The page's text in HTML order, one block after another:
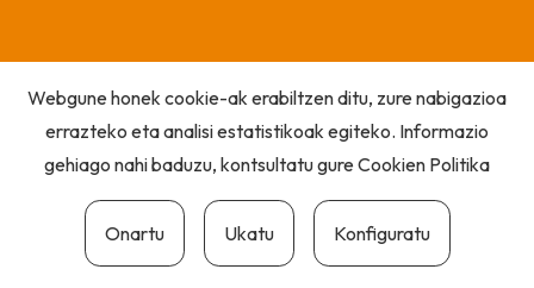
Webgune honek cookie-ak erabiltzen ditu, zure nabigazioa
errazteko eta analisi estatistikoak egiteko. Informazio
gehiago nahi baduzu, kontsultatu gureCookien Politika
Onartu Ukatu Konfiguratu